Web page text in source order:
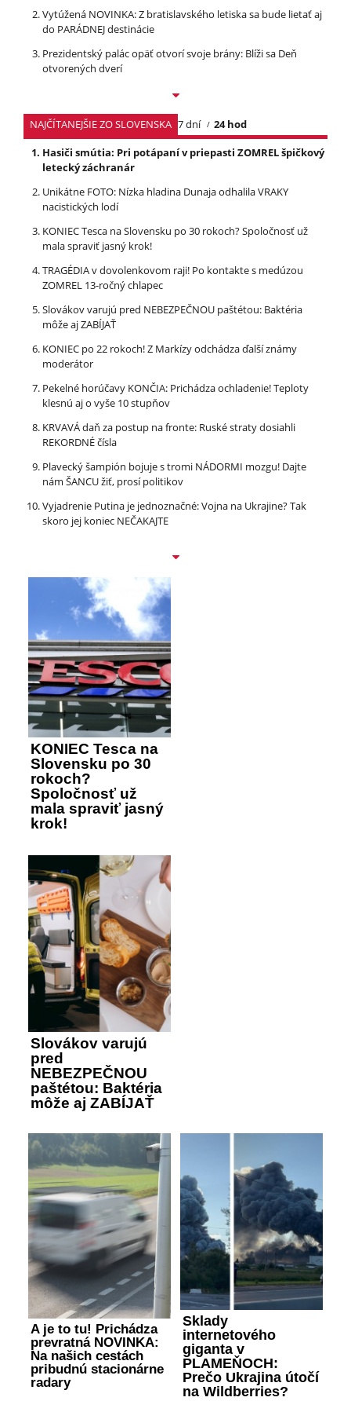
Vytúžená NOVINKA: Z bratislavského letiska sa bude lietať aj
do PARÁDNEJ destinácie
Prezidentský palác opäť otvorí svoje brány: Blíži sa Deň
otvorených dverí
NAJČÍTANEJŠIE ZO SLOVENSKA 7 dní
24 hod
Hasiči smútia: Pri potápaní v priepasti ZOMREL špičkový
letecký záchranár
Unikátne FOTO: Nízka hladina Dunaja odhalila VRAKY
nacistických lodí
KONIEC Tesca na Slovensku po 30 rokoch? Spoločnosť už
mala spraviť jasný krok!
TRAGÉDIA v dovolenkovom raji! Po kontakte s medúzou
ZOMREL 13-ročný chlapec
Slovákov varujú pred NEBEZPEČNOU paštétou: Baktéria
môže aj ZABÍJAŤ
KONIEC po 22 rokoch! Z Markízy odchádza ďalší známy
moderátor
Pekelné horúčavy KONČIA: Prichádza ochladenie! Teploty
klesnú aj o vyše 10 stupňov
KRVAVÁ daň za postup na fronte: Ruské straty dosiahli
REKORDNÉ čísla
Plavecký šampión bojuje s tromi NÁDORMI mozgu! Dajte
nám ŠANCU žiť, prosí politikov
Vyjadrenie Putina je jednoznačné: Vojna na Ukrajine? Tak
skoro jej koniec NEČAKAJTE
KONIEC Tesca na
Slovensku po 30
rokoch?
Spoločnosť už
mala spraviť jasný
krok!
Slovákov varujú
pred
NEBEZPEČNOU
paštétou: Baktéria
môže aj ZABÍJAŤ
A je to tu! Prichádza
prevratná NOVINKA:
Na našich cestách
pribudnú stacionárne
radary
Sklady
internetového
giganta v
PLAMEŇOCH:
Prečo Ukrajina útočí
na Wildberries?